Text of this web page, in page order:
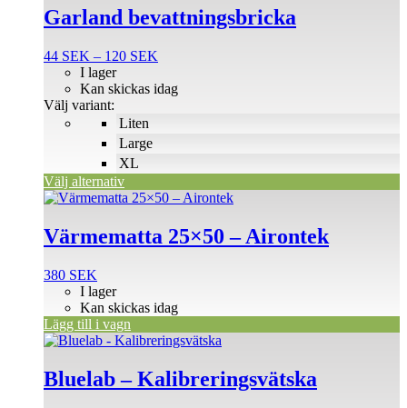
Garland bevattningsbricka
44 SEK – 120 SEK
till
Liten
Large
XL
I lager
Kan skickas idag
Välj variant:
Välj alternativ
produkten
har
varianter.
olika
alternativen
produktsidan
Värmematta 25×50 – Airontek
380 SEK
I lager
Kan skickas idag
Lägg till i vagn
Bluelab – Kalibreringsvätska
Den
produkten
har